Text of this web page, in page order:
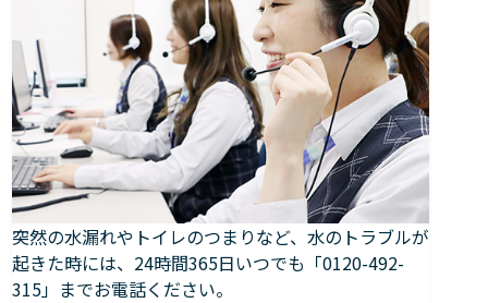
突然の水漏れやトイレのつまりなど、水のトラブルが
起きた時には、24時間365日いつでも「0120-492-
315」までお電話ください。